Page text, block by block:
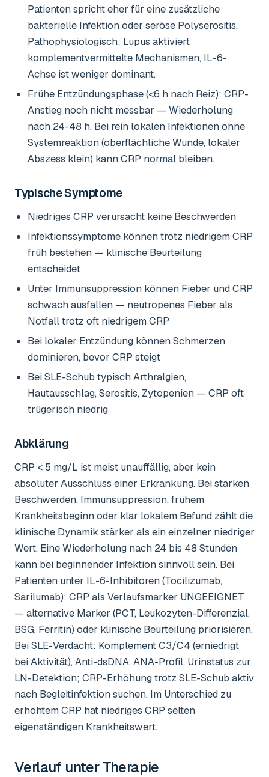
Patienten spricht eher für eine zusätzliche
bakterielle Infektion oder seröse Polyserositis.
Pathophysiologisch: Lupus aktiviert
komplementvermittelte Mechanismen, IL-6-
Achse ist weniger dominant.
Frühe Entzündungsphase (<6 h nach Reiz): CRP-
Anstieg noch nicht messbar — Wiederholung
nach 24-48 h. Bei rein lokalen Infektionen ohne
Systemreaktion (oberflächliche Wunde, lokaler
Abszess klein) kann CRP normal bleiben.
Typische Symptome
Niedriges CRP verursacht keine Beschwerden
Infektionssymptome können trotz niedrigem CRP
früh bestehen — klinische Beurteilung
entscheidet
Unter Immunsuppression können Fieber und CRP
schwach ausfallen — neutropenes Fieber als
Notfall trotz oft niedrigem CRP
Bei lokaler Entzündung können Schmerzen
dominieren, bevor CRP steigt
Bei SLE-Schub typisch Arthralgien,
Hautausschlag, Serositis, Zytopenien — CRP oft
trügerisch niedrig
Abklärung
CRP < 5 mg/L ist meist unauffällig, aber kein
absoluter Ausschluss einer Erkrankung. Bei starken
Beschwerden, Immunsuppression, frühem
Krankheitsbeginn oder klar lokalem Befund zählt die
klinische Dynamik stärker als ein einzelner niedriger
Wert. Eine Wiederholung nach 24 bis 48 Stunden
kann bei beginnender Infektion sinnvoll sein. Bei
Patienten unter IL-6-Inhibitoren (Tocilizumab,
Sarilumab): CRP als Verlaufsmarker UNGEEIGNET
— alternative Marker (PCT, Leukozyten-Differenzial,
BSG, Ferritin) oder klinische Beurteilung priorisieren.
Bei SLE-Verdacht: Komplement C3/C4 (erniedrigt
bei Aktivität), Anti-dsDNA, ANA-Profil, Urinstatus zur
LN-Detektion; CRP-Erhöhung trotz SLE-Schub aktiv
nach Begleitinfektion suchen. Im Unterschied zu
erhöhtem CRP hat niedriges CRP selten
eigenständigen Krankheitswert.
Verlauf unter Therapie